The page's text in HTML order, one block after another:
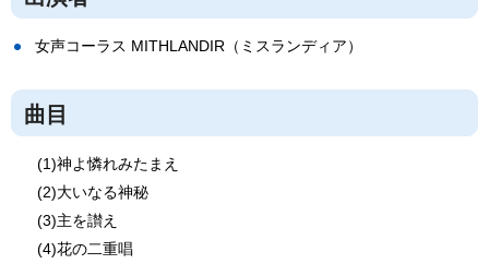
女声コーラス MITHLANDIR（ミスランディア）
曲目
(1)神よ憐れみたまえ
(2)大いなる神秘
(3)主を讃え
(4)花の二重唱